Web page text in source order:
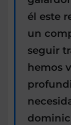
él este
un
seguir
hemos